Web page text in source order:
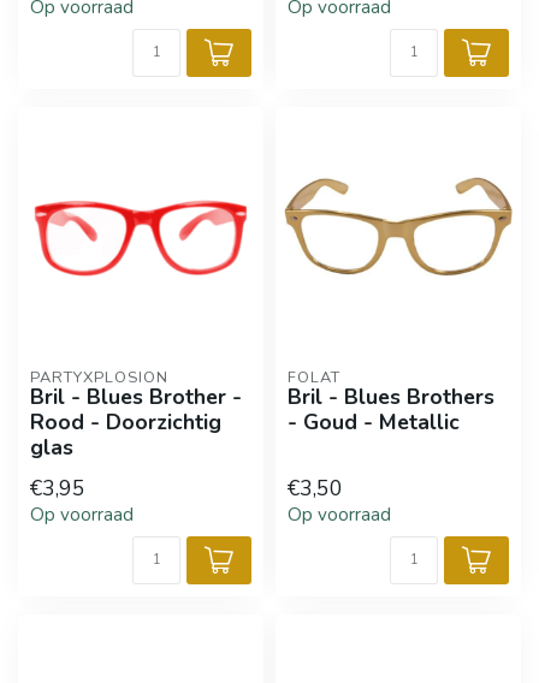
Op voorraad Op voorraad
PARTYXPLOSION
Bril - Blues Brother -
Rood - Doorzichtig
glas
€3,95
Op voorraad
FOLAT
Bril - Blues Brothers
- Goud - Metallic
€3,50
Op voorraad